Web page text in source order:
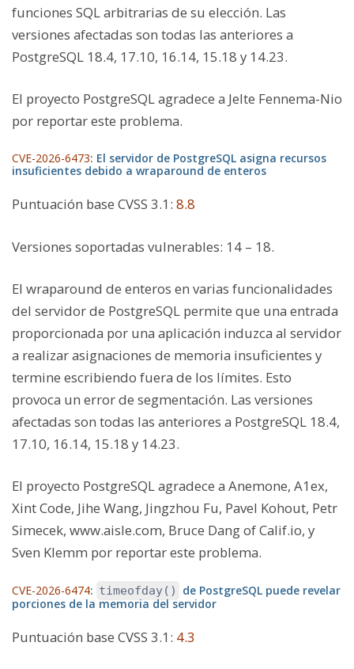
funciones SQL arbitrarias de su elección. Las
versiones afectadas son todas las anteriores a
PostgreSQL 18.4, 17.10, 16.14, 15.18 y 14.23.
El proyecto PostgreSQL agradece a Jelte Fennema-Nio
por reportar este problema.
CVE-2026-6473: El servidor de PostgreSQL asigna recursos
insuficientes debido a wraparound de enteros
Puntuación base CVSS 3.1 : 8.8
Versiones soportadas vulnerables: 14 – 18.
El wraparound de enteros en varias funcionalidades
del servidor de PostgreSQL permite que una entrada
proporcionada por una aplicación induzca al servidor
a realizar asignaciones de memoria insuficientes y
termine escribiendo fuera de los límites. Esto
provoca un error de segmentación. Las versiones
afectadas son todas las anteriores a PostgreSQL 18.4,
17.10, 16.14, 15.18 y 14.23.
El proyecto PostgreSQL agradece a Anemone, A1ex,
Xint Code, Jihe Wang, Jingzhou Fu, Pavel Kohout, Petr
Simecek, www.aisle.com, Bruce Dang of Calif.io, y
Sven Klemm por reportar este problema.
CVE-2026-6474: timeofday()
de PostgreSQL puede revelar
porciones de la memoria del servidor
Puntuación base CVSS 3.1 : 4.3